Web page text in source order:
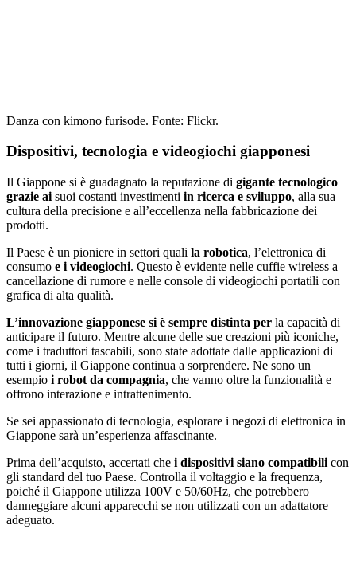
Danza con kimono furisode. Fonte: Flickr.
Dispositivi, tecnologia e videogiochi giapponesi
Il Giappone si è guadagnato la reputazione di gigante tecnologico
grazie ai suoi costanti investimenti in ricerca e sviluppo, alla sua
cultura della precisione e all’eccellenza nella fabbricazione dei
prodotti.
Il Paese è un pioniere in settori quali la robotica, l’elettronica di
consumo e i videogiochi. Questo è evidente nelle cuffie wireless a
cancellazione di rumore e nelle console di videogiochi portatili con
grafica di alta qualità.
L’innovazione giapponese si è sempre distinta per la capacità di
anticipare il futuro. Mentre alcune delle sue creazioni più iconiche,
come i traduttori tascabili, sono state adottate dalle applicazioni di
tutti i giorni, il Giappone continua a sorprendere. Ne sono un
esempio i robot da compagnia, che vanno oltre la funzionalità e
offrono interazione e intrattenimento.
Se sei appassionato di tecnologia, esplorare i negozi di elettronica in
Giappone sarà un’esperienza affascinante.
Prima dell’acquisto, accertati che i dispositivi siano compatibili con
gli standard del tuo Paese. Controlla il voltaggio e la frequenza,
poiché il Giappone utilizza 100V e 50/60Hz, che potrebbero
danneggiare alcuni apparecchi se non utilizzati con un adattatore
adeguato.